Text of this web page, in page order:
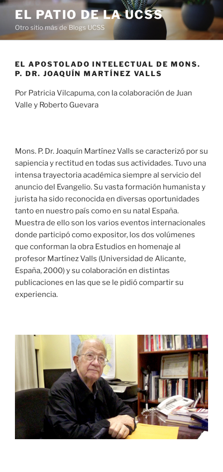
Saltar
contenido
EL PATIO DE LA UCSS
Otro sitio más de Blogs UCSS
EL APOSTOLADO INTELECTUAL DE MONS.
P. DR. JOAQUÍN MARTÍNEZ VALLS
Por Patricia Vilcapuma, con la colaboración de Juan
Valle y Roberto Guevara
Mons. P. Dr. Joaquín Martínez Valls se caracterizó por su
sapiencia y rectitud en todas sus actividades. Tuvo una
intensa trayectoria académica siempre al servicio del
anuncio del Evangelio. Su vasta formación humanista y
jurista ha sido reconocida en diversas oportunidades
tanto en nuestro país como en su natal España.
Muestra de ello son los varios eventos internacionales
donde participó como expositor, los dos volúmenes
que conforman la obra Estudios en homenaje al
profesor Martínez Valls (Universidad de Alicante,
España, 2000) y su colaboración en distintas
publicaciones en las que se le pidió compartir su
experiencia.